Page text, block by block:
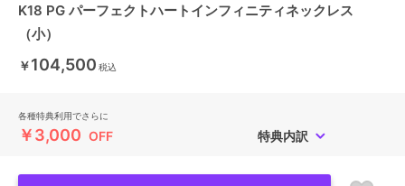
K18 PG パーフェクトハートインフィニティネックレス
（小）
￥104,500 税込
各種特典利用でさらに
￥3,000 OFF 特典内訳